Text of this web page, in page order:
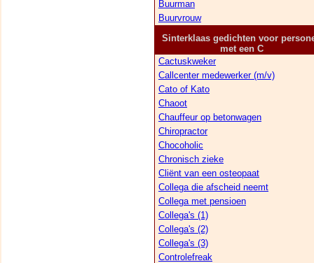
Buurman
Buurvrouw
Sinterklaas gedichten voor
met een C
Cactuskweker
Callcenter medewerker (m/v)
Cato of Kato
Chaoot
Chauffeur op betonwagen
Chiropractor
Chocoholic
Chronisch zieke
Cliënt van een osteopaat
Collega die afscheid neemt
Collega met pensioen
Collega's (1)
Collega's (2)
Collega's (3)
Controlefreak